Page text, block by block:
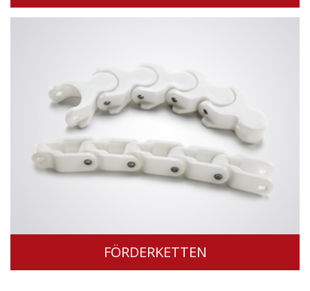
FÖRDERKETTEN